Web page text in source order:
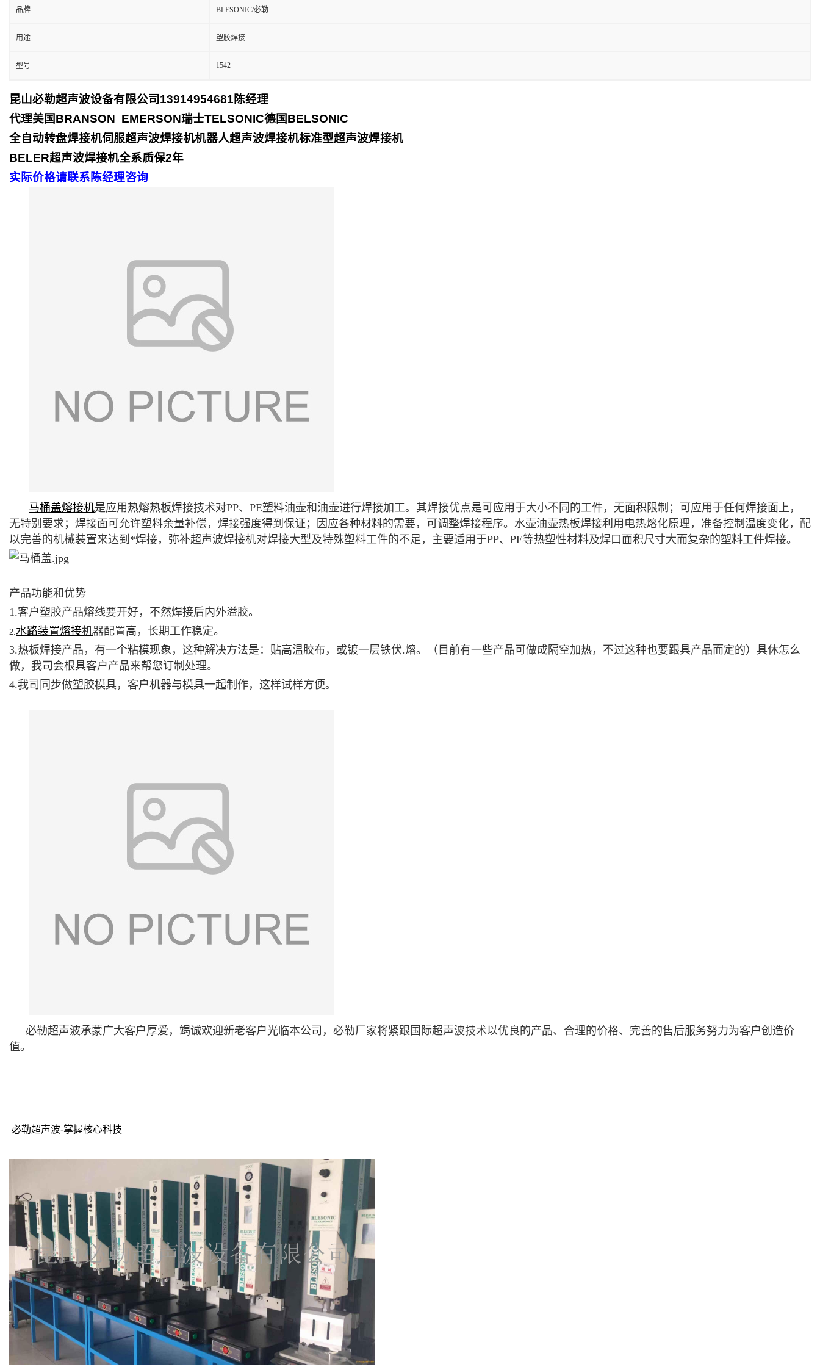
品牌 BLESONIC/必勒
用途 塑胶焊接
型号 1542
昆山必勒超声波设备有限公司13914954681陈经理
代理美国BRANSON EMERSON瑞士TELSONIC德国BELSONIC
全自动转盘焊接机伺服超声波焊接机机器人超声波焊接机标准型超声波焊接机
BELER超声波焊接机全系质保2年
实际价格请联系陈经理咨询
马桶盖熔接机是应用热熔热板焊接技术对PP、PE塑料油壶和油壶进行焊接加工。其焊接优点是可应用于大小不同的工件，无面积限制；可应用于任何焊接面上，
无特别要求；焊接面可允许塑料余量补偿，焊接强度得到保证；因应各种材料的需要，可调整焊接程序。水壶油壶热板焊接利用电热熔化原理，准备控制温度变化，配
以完善的机械装置来达到*焊接，弥补超声波焊接机对焊接大型及特殊塑料工件的不足，主要适用于PP、PE等热塑性材料及焊口面积尺寸大而复杂的塑料工件焊接。
产品功能和优势
1.客户塑胶产品熔线要开好，不然焊接后内外溢胶。
2.水路装置熔接机器配置高，长期工作稳定。
3.热板焊接产品，有一个粘模现象，这种解决方法是：贴高温胶布，或镀一层铁伏.熔。（目前有一些产品可做成隔空加热，不过这种也要跟具产品而定的）具休怎么
做，我司会根具客户产品来帮您订制处理。
4.我司同步做塑胶模具，客户机器与模具一起制作，这样试样方便。
必勒超声波承蒙广大客户厚爱，竭诚欢迎新老客户光临本公司，必勒厂家将紧跟国际超声波技术以优良的产品、合理的价格、完善的售后服务努力为客户创造价
值。
必勒超声波-掌握核心科技